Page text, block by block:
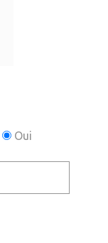
Oui